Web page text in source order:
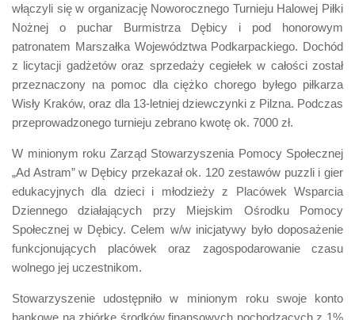
włączyli się w organizację Noworocznego Turnieju Halowej Piłki
Nożnej o puchar Burmistrza Dębicy i pod honorowym
patronatem Marszałka Województwa Podkarpackiego. Dochód
z licytacji gadżetów oraz sprzedaży cegiełek w całości został
przeznaczony na pomoc dla ciężko chorego byłego piłkarza
Wisły Kraków, oraz dla 13-letniej dziewczynki z Pilzna. Podczas
przeprowadzonego turnieju zebrano kwotę ok. 7000 zł.
W minionym roku Zarząd Stowarzyszenia Pomocy Społecznej
„Ad Astram” w Dębicy przekazał ok. 120 zestawów puzzli i gier
edukacyjnych dla dzieci i młodzieży z Placówek Wsparcia
Dziennego działających przy Miejskim Ośrodku Pomocy
Społecznej w Dębicy. Celem w/w inicjatywy było doposażenie
funkcjonujących placówek oraz zagospodarowanie czasu
wolnego jej uczestnikom.
Stowarzyszenie udostępniło w minionym roku swoje konto
bankowe na zbiórkę środków finansowych pochodzących z 1%